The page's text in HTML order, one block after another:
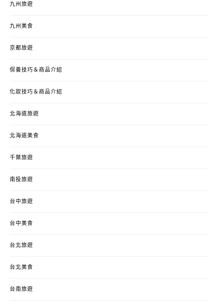
九州旅遊
九州美食
京都旅遊
保養技巧＆商品介紹
化妝技巧＆商品介紹
北海道旅遊
北海道美食
千葉旅遊
南投旅遊
台中旅遊
台中美食
台北旅遊
台北美食
台南旅遊